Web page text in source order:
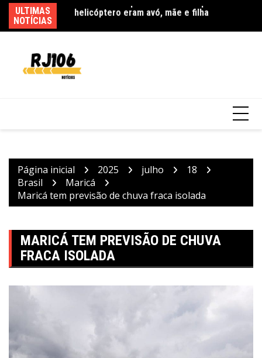
para
o
ULTIMAS
NOTÍCIAS
165 milhões neste domingo
Página inicial 2025 julho
18
Brasil
Maricá
Maricá tem previsão de chuva fraca isolada
MARICÁ TEM PREVISÃO DE CHUVA
FRACA ISOLADA